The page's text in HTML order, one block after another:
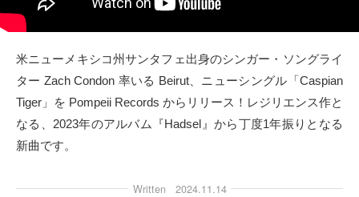
ト
クト
Twitter
米ニューメキシコ州サンタフェ出身のシンガー・ソングライ
ター Zach Condon 率いる Beirut、ニューシングル「Caspian
Tiger」を Pompeii Records からリリース！レジリエンス作と
なる、2023年のアルバム『Hadsel』から丁度1年振りとなる
新曲です。
Written 2024.11.14